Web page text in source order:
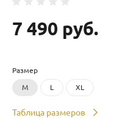
7 490 руб.
Размер
M L XL
Таблица размеров